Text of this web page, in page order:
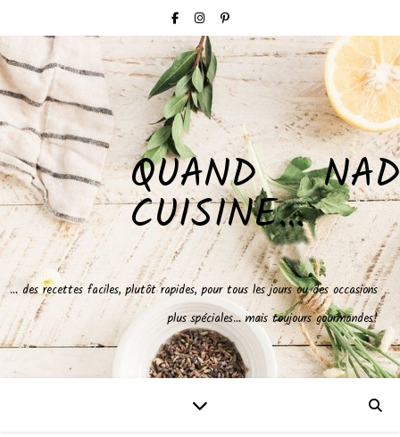
QUAND NAD
CUISINE…
… des recettes faciles, plutôt rapides, pour tous les jours ou des occasions
plus spéciales… mais toujours gourmandes!